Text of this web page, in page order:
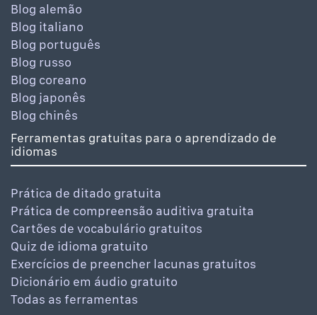
Blog alemão
Blog italiano
Blog português
Blog russo
Blog coreano
Blog japonês
Blog chinês
Ferramentas gratuitas para o aprendizado de
idiomas
Prática de ditado gratuita
Prática de compreensão auditiva gratuita
Cartões de vocabulário gratuitos
Quiz de idioma gratuito
Exercícios de preencher lacunas gratuitos
Dicionário em áudio gratuito
Todas as ferramentas